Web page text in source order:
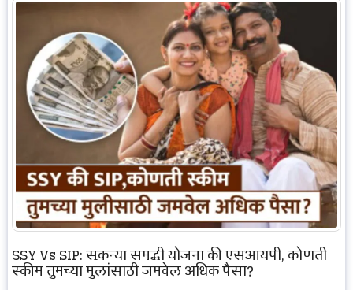
SSY Vs SIP: सुकन्या समृद्धी योजना की एसआयपी, कोणती
स्कीम तुमच्या मुलांसाठी जमवेल अधिक पैसा?